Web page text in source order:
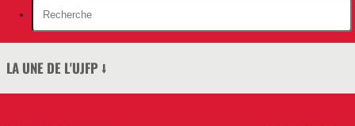
LA UNE DE L'UJFP ⭣